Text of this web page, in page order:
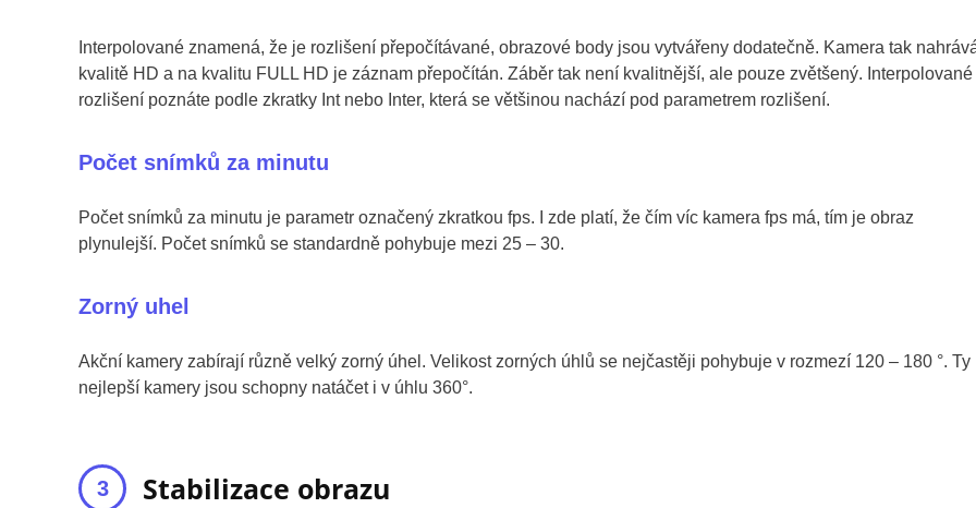
Interpolované znamená, že je rozlišení přepočítávané, obrazové body jsou vytvářeny dodatečně. Kamera tak
kvalitě HD a na kvalitu FULL HD je záznam přepočítán. Záběr tak není kvalitnější, ale pouze zvětšený. Interpolované
rozlišení poznáte podle zkratky Int nebo Inter, která se většinou nachází pod parametrem rozlišení.
Počet snímků za minutu
Počet snímků za minutu je parametr označený zkratkou fps. I zde platí, že čím víc kamera fps má, tím je obraz
plynulejší. Počet snímků se standardně pohybuje mezi 25 – 30.
Zorný uhel
Akční kamery zabírají různě velký zorný úhel. Velikost zorných úhlů se nejčastěji pohybuje v rozmezí 120 – 180 °. Ty
nejlepší kamery jsou schopny natáčet i v úhlu 360°.
Stabilizace obrazu